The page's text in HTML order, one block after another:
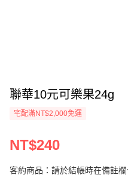
聯華10元可樂果24g
宅配滿NT$2,000免運
NT$240
客約商品：請於結帳時在備註